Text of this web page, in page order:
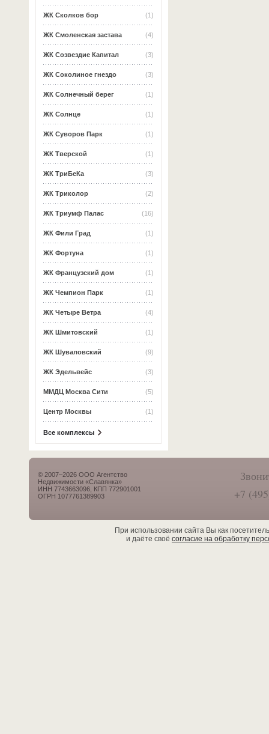
(1)
ЖК Сколков бор
(4)
ЖК Смоленская застава
(3)
ЖК Созвездие Капитал
(3)
ЖК Соколиное гнездо
(1)
ЖК Солнечный берег
(1)
ЖК Солнце
(1)
ЖК Суворов Парк
(1)
ЖК Тверской
(3)
ЖК ТриБеКа
(2)
ЖК Триколор
(16)
ЖК Триумф Палас
(1)
ЖК Фили Град
(1)
ЖК Фортуна
(1)
ЖК Французский дом
(1)
ЖК Чемпион Парк
(4)
ЖК Четыре Ветра
(1)
ЖК Шмитовский
(9)
ЖК Шуваловский
(3)
ЖК Эдельвейс
(5)
ММДЦ Москва Сити
(1)
Центр Москвы
Все комплексы
© 2007–2026 ООО Агентство
Недвижимости «Славянка»
ИНН 7743663096, КПП 772901001
ОГРН 1077761389903
+7
При использовании сайта Вы как
и даёте своё согласие на обработку